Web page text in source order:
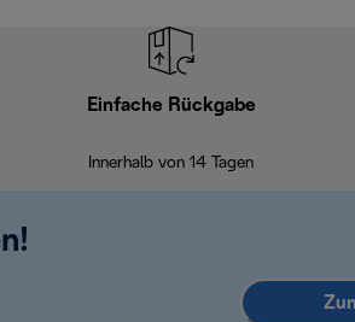
Einfache Rückgabe
Innerhalb von 14 Tagen